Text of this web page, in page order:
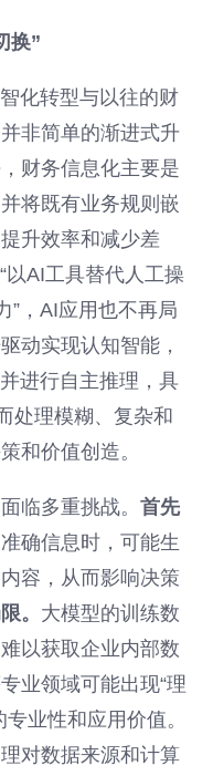
换”
化转型与以往的财
非简单的渐进式升
财务信息化主要是
将既有业务规则嵌
升效率和减少差
以AI工具替代人工操
”，AI应用也不再局
动实现认知智能，
进行自主推理，具
处理模糊、复杂和
和价值创造。
临多重挑战。首先
确信息时，可能生
容，从而影响决策
。 大模型的训练数
以获取企业内部数
业领域可能出现“理
业性和应用价值。
对数据来源和计算